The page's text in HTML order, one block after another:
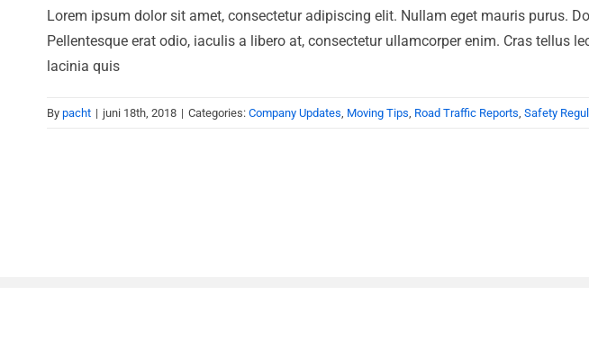
Lorem ipsum dolor sit amet, consectetur adipiscing elit. Nullam eget mauris purus.
Pellentesque erat odio, iaculis a libero at, consectetur ullamcorper enim. Cras
lacinia quis
By pacht | juni 18th, 2018 | Categories: Company Updates, Moving Tips, Road Traffic Reports, Safety